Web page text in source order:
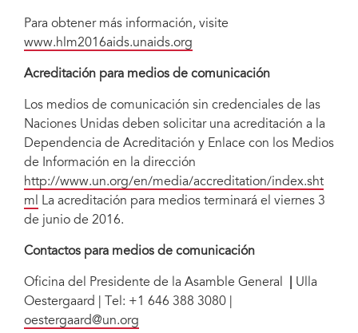
Para obtener más información, visite
www.hlm2016aids.unaids.org
Acreditación para medios de comunicación
Los medios de comunicación sin credenciales de las
Naciones Unidas deben solicitar una acreditación a la
Dependencia de Acreditación y Enlace con los Medios
de Información en la dirección
http://www.un.org/en/media/accreditation/index.sht
ml
La acreditación para medios terminará el viernes 3
de junio de 2016.
Contactos para medios de comunicación
Oficina del Presidente de la Asamble General
Ulla
Oestergaard | Tel: +1 646 388 3080 |
oestergaard@un.org